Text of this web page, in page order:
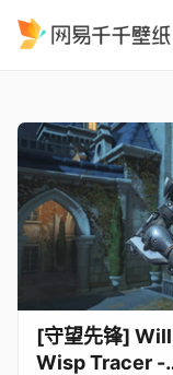
[守望先锋]
Wisp Tracer -